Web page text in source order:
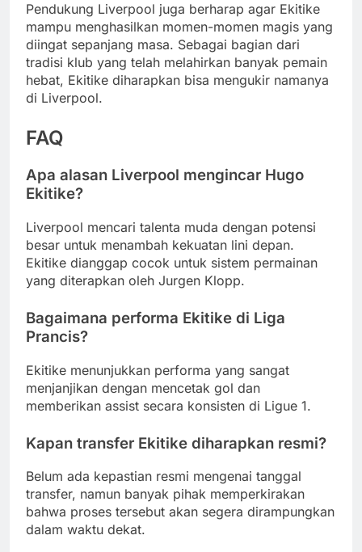
Pendukung Liverpool juga berharap agar Ekitike
mampu menghasilkan momen-momen magis yang
diingat sepanjang masa. Sebagai bagian dari
tradisi klub yang telah melahirkan banyak pemain
hebat, Ekitike diharapkan bisa mengukir namanya
di Liverpool.
FAQ
Apa alasan Liverpool mengincar Hugo
Ekitike?
Liverpool mencari talenta muda dengan potensi
besar untuk menambah kekuatan lini depan.
Ekitike dianggap cocok untuk sistem permainan
yang diterapkan oleh Jurgen Klopp.
Bagaimana performa Ekitike di Liga
Prancis?
Ekitike menunjukkan performa yang sangat
menjanjikan dengan mencetak gol dan
memberikan assist secara konsisten di Ligue 1.
Kapan transfer Ekitike diharapkan resmi?
Belum ada kepastian resmi mengenai tanggal
transfer, namun banyak pihak memperkirakan
bahwa proses tersebut akan segera dirampungkan
dalam waktu dekat.